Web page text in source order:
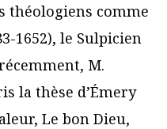
théologiens comme
1652), le Sulpicien
M.
la thèse d’Émery
Le bon Dieu,